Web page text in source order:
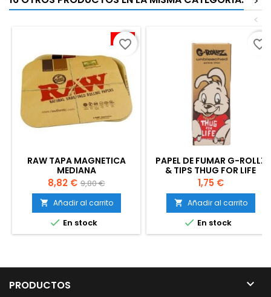
<
-10%
RAW TAPA MAGNETICA
MEDIANA
Precio
8,82 € Precio
base
9,80 €
 Añadir al carrito
 En stock
favorite_border
PAPEL DE FUMAR G-ROLLZ
& TIPS THUG FOR LIFE
Precio
1,75 €
 Añadir al carrito
 En stock
favorite_border
PRODUCTOS 